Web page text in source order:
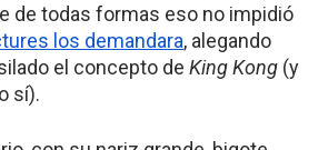
de todas formas eso no impidió
los demandara, alegando
el concepto de King Kong (y
sí).